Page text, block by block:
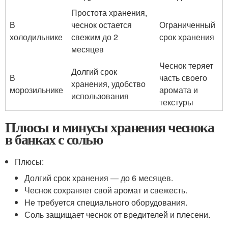
В
холодильнике
Простота хранения,
чеснок остается
свежим до 2
месяцев
Ограниченный
срок хранения
В
морозильнике
Долгий срок
хранения, удобство
использования
Чеснок теряет
часть своего
аромата и
текстуры
Плюсы и минусы хранения чеснока
в банках с солью
Плюсы:
Долгий срок хранения — до 6 месяцев.
Чеснок сохраняет свой аромат и свежесть.
Не требуется специального оборудования.
Соль защищает чеснок от вредителей и плесени.